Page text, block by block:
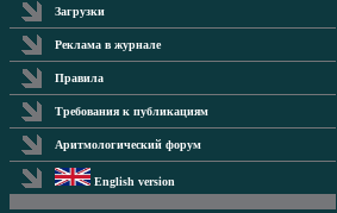
Загрузки
Реклама в журнале
Правила
Требования к публикациям
Аритмологический форум
English version